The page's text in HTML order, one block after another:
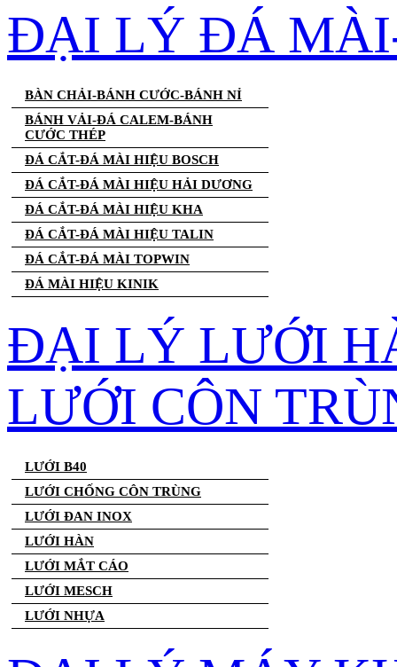
ĐẠI LÝ ĐÁ
BÀN CHẢI-BÁNH CƯỚC-BÁNH NỈ
BÁNH VẢI-ĐÁ CALEM-BÁNH
CƯỚC THÉP
ĐÁ CẮT-ĐÁ MÀI HIỆU BOSCH
ĐÁ CẮT-ĐÁ MÀI HIỆU HẢI DƯƠNG
ĐÁ CẮT-ĐÁ MÀI HIỆU KHA
ĐÁ CẮT-ĐÁ MÀI HIỆU TALIN
ĐÁ CẮT-ĐÁ MÀI TOPWIN
ĐÁ MÀI HIỆU KINIK
ĐẠI LÝ LƯỚI
LƯỚI CÔN
LƯỚI B40
LƯỚI CHỐNG CÔN TRÙNG
LƯỚI ĐAN INOX
LƯỚI HÀN
LƯỚI MẮT CÁO
LƯỚI MESCH
LƯỚI NHỰA